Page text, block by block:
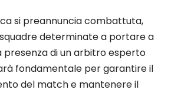
si preannuncia combattuta,
determinate a portare a
presenza di un arbitro esperto
fondamentale per garantire il
del match e mantenere il